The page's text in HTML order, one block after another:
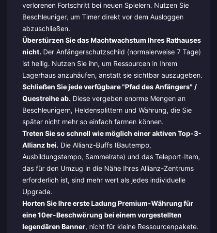
verlorenen Fortschritt bei neuen Spielern. Nutzen Sie
Beschleuniger, um Timer direkt vor dem Ausloggen
abzuschließen.
Überstürzen Sie das Machtwachstum Ihres Rathauses
nicht. Der Anfängerschutzschild (normalerweise 7 Tage)
ist heilig. Nutzen Sie ihn, um Ressourcen in Ihrem
Lagerhaus anzuhäufen, anstatt sie sichtbar auszugeben.
Schließen Sie jede verfügbare "Pfad des Anfängers" /
Questreihe ab. Diese vergeben enorme Mengen an
Beschleunigern, Heldensplittern und Währung, die Sie
später nicht mehr so einfach farmen können.
Treten Sie so schnell wie möglich einer aktiven Top-3-
Allianz bei. Die Allianz-Buffs (Bautempo,
Ausbildungstempo, Sammelrate) und das Teleport-Item,
das für den Umzug in die Nähe Ihres Allianz-Zentrums
erforderlich ist, sind mehr wert als jedes individuelle
Upgrade.
Horten Sie Ihre erste Ladung Premium-Währung für
eine 10er-Beschwörung bei einem vorgestellten
legendären Banner, nicht für kleine Ressourcenpakete.